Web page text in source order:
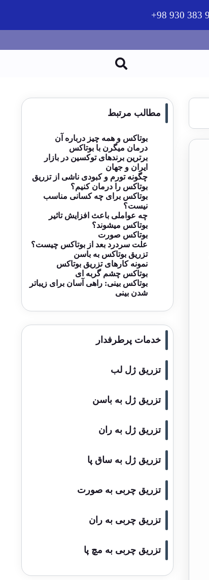
مطالب مرتبط
بوتاکس و همه چیز درباره آن
درمان میگرن با بوتاکس
برترین برندهای توکسین در بازار
ایران و جهان
چگونه تورم و کبودی ناشی از تزریق
بوتاکس را درمان کنیم؟
بوتاکس برای چه کسانی مناسب
نیست؟
چه عواملی باعث افزایش تاثیر
بوتاکس میشوند؟
بوتاکس صورت
علت سردرد بعد از بوتاکس چیست؟
تزریق بوتاکس به باسن
نمونه کارهای تزریق بوتاکس
بوتاکس چشم گربه ای
بوتاکس بینی: راهی آسان برای زیباتر
شدن بینی
خدمات پرطرفدار
تزریق ژل لب
تزریق ژل به باسن
تزریق ژل به ران
تزریق ژل به ساق پا
تزریق چربی به صورت
تزریق چربی به ران
تزریق چربی به مچ پا